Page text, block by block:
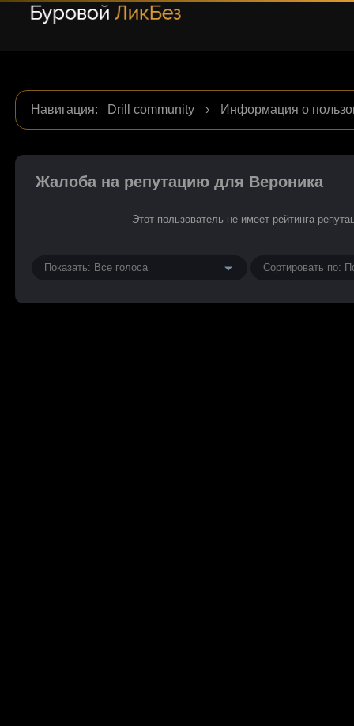
Навигация: Drill community › Информация о
Жалоба на репутацию для Вероника
Этот пользователь не имеет рейтинга